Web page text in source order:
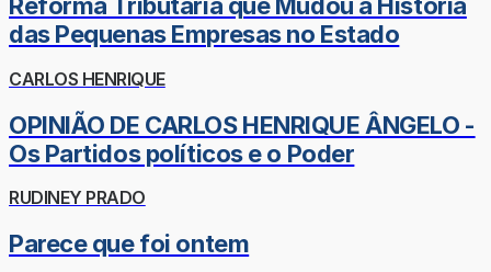
Reforma Tributária que Mudou a História
das Pequenas Empresas no Estado
CARLOS HENRIQUE
OPINIÃO DE CARLOS HENRIQUE ÂNGELO -
Os Partidos políticos e o Poder
RUDINEY PRADO
Parece que foi ontem